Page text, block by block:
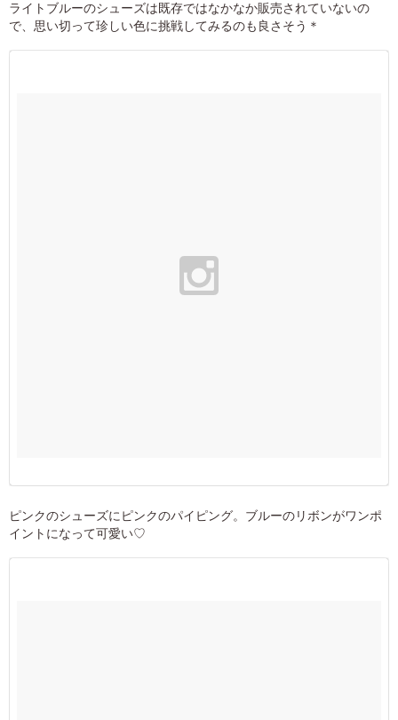
ライトブルーのシューズは既存ではなかなか販売されていないの
で、思い切って珍しい色に挑戦してみるのも良さそう＊
ピンクのシューズにピンクのパイピング。ブルーのリボンがワンポ
イントになって可愛い♡